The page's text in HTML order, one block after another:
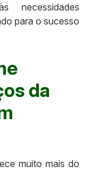
necessidades
para o sucesso
da
muito mais do